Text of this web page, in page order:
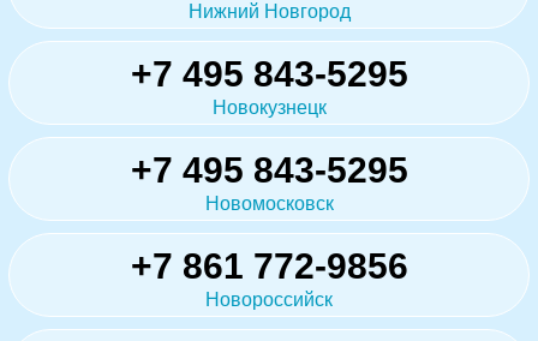
Нижний Новгород
+7 495 843-5295
Новокузнецк
+7 495 843-5295
Новомосковск
+7 861 772-9856
Новороссийск